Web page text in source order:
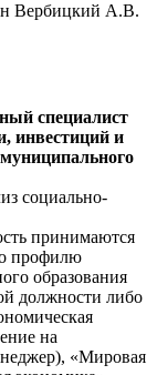
Вербицкий А.В.
специалист
инвестиций и
социально-
принимаются
профилю
образования
должности либо
на
«Мировая